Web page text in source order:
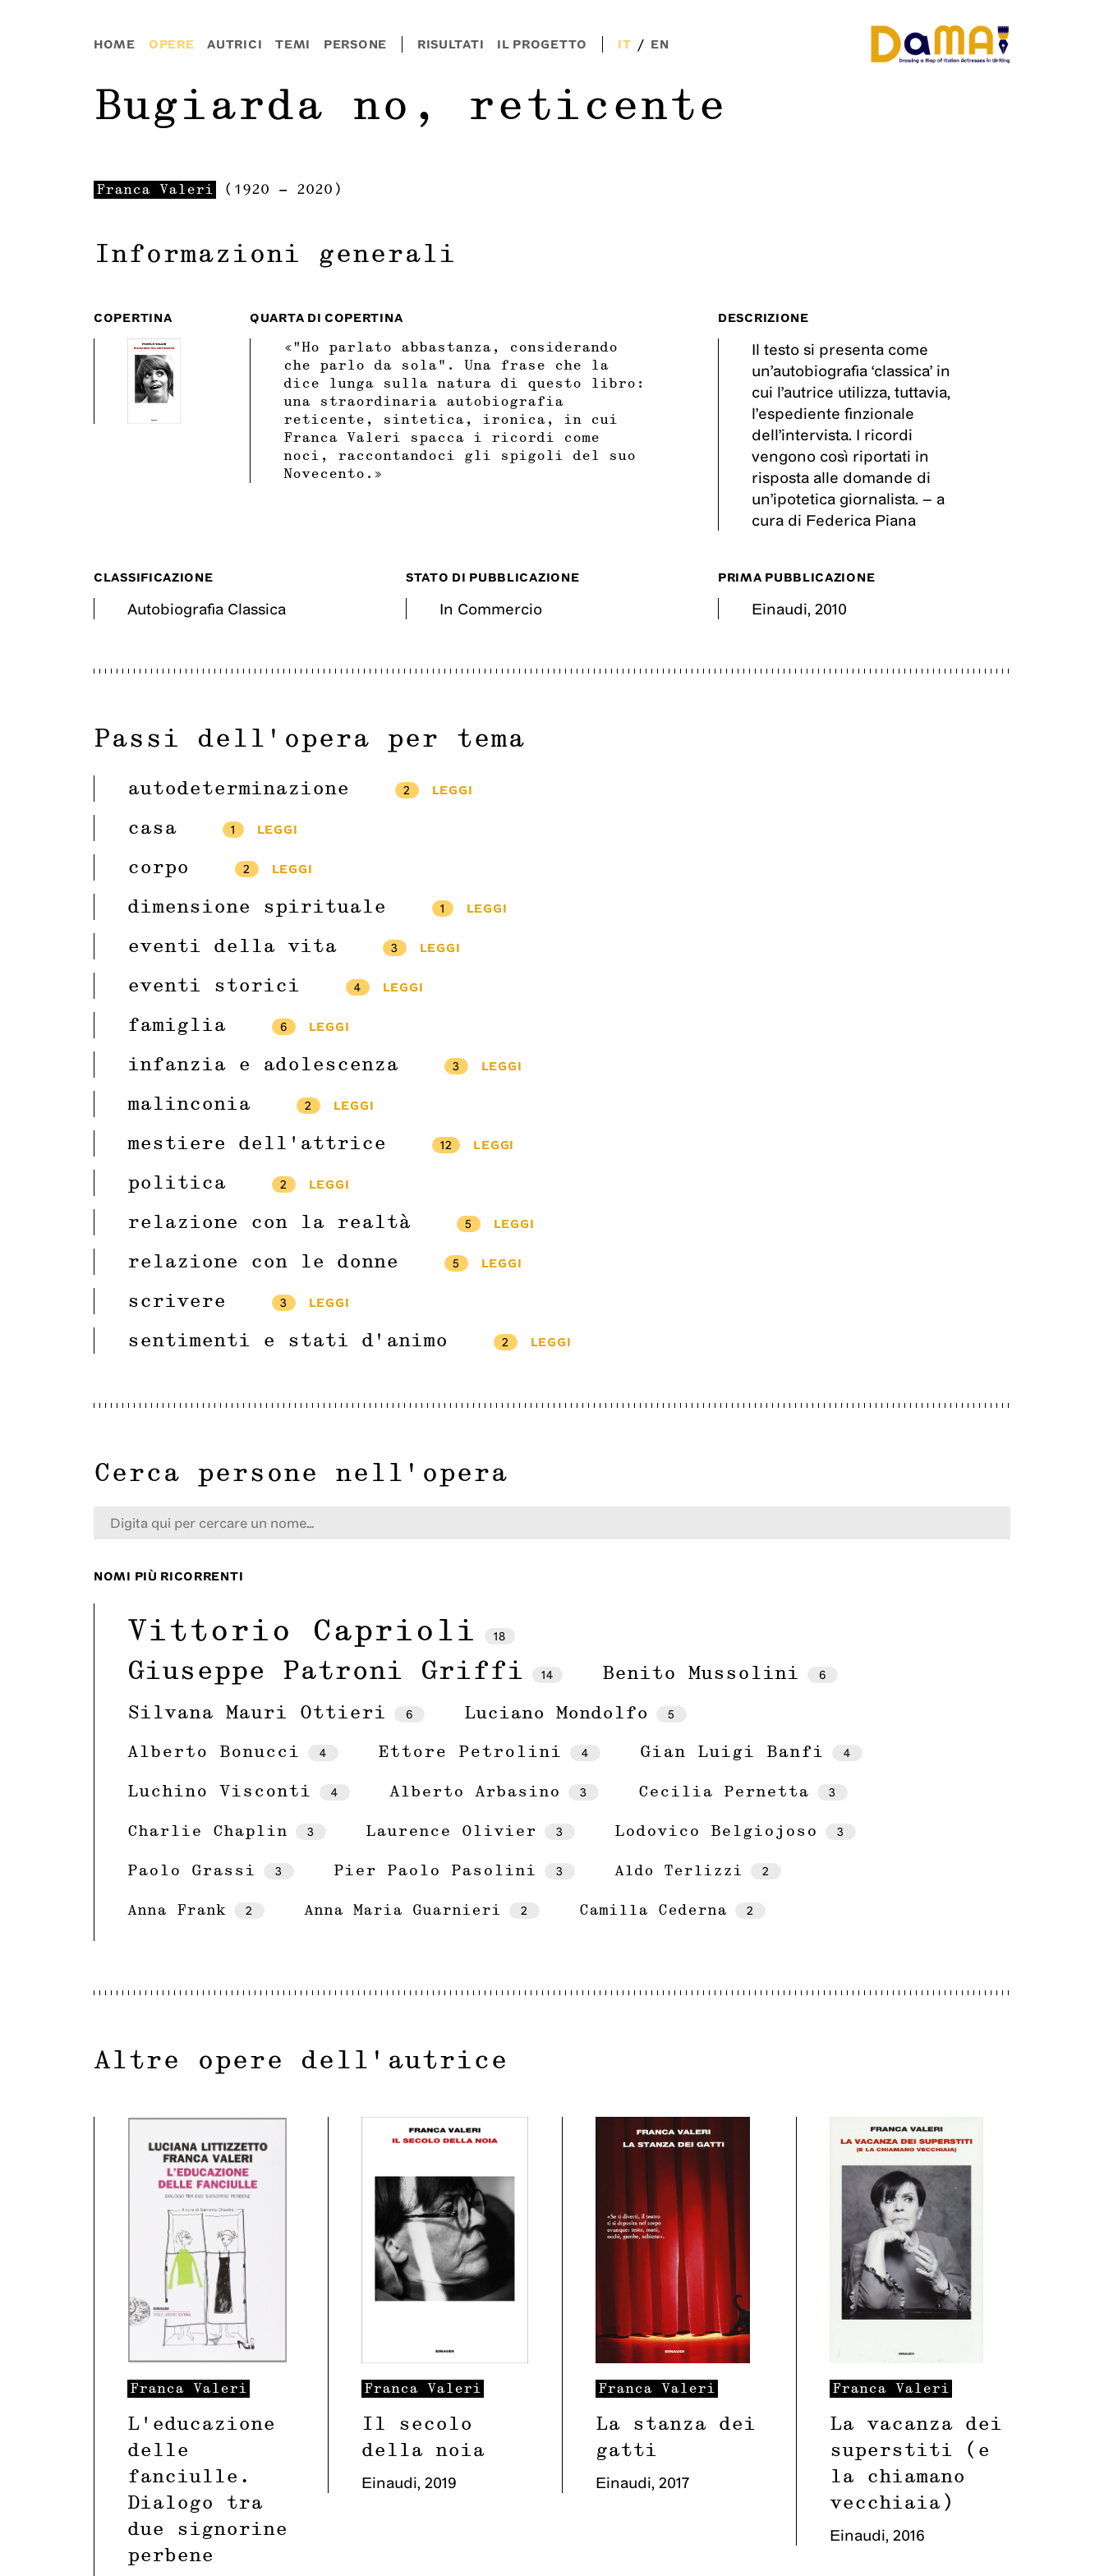
HOME OPERE AUTRICI TEMI PERSONE RISULTATI IL PROGETTO IT / EN
Bugiarda no, reticente
Franca Valeri ( 1920 - 2020 )
Informazioni generali
COPERTINA QUARTA DI COPERTINA
«“Ho parlato abbastanza, considerando
che parlo da sola”. Una frase che la
dice lunga sulla natura di questo libro:
una straordinaria autobiografia
reticente, sintetica, ironica, in cui
Franca Valeri spacca i ricordi come
noci, raccontandoci gli spigoli del suo
Novecento.»
DESCRIZIONE
Il testo si presenta come
un’autobiografia ‘classica’ in
cui l’autrice utilizza, tuttavia,
l’espediente finzionale
dell’intervista. I ricordi
vengono così riportati in
risposta alle domande di
un’ipotetica giornalista. – a
cura di Federica Piana
CLASSIFICAZIONE
Autobiografia Classica
STATO DI PUBBLICAZIONE
In Commercio
PRIMA PUBBLICAZIONE
Einaudi, 2010
Passi dell'opera per tema
autodeterminazione 2 LEGGI
casa 1 LEGGI
corpo 2 LEGGI
dimensione spirituale 1 LEGGI
eventi della vita 3 LEGGI
eventi storici 4 LEGGI
famiglia 6 LEGGI
infanzia e adolescenza 3 LEGGI
malinconia 2 LEGGI
mestiere dell’attrice 12 LEGGI
politica 2 LEGGI
relazione con la realtà 5 LEGGI
relazione con le donne 5 LEGGI
scrivere 3 LEGGI
sentimenti e stati d'animo 2 LEGGI
Cerca persone nell'opera
NOMI PIÙ RICORRENTI
Vittorio Caprioli 18
Giuseppe Patroni Griffi 14 Benito Mussolini 6
Silvana Mauri Ottieri 6 Luciano Mondolfo 5
Alberto Bonucci 4 Ettore Petrolini 4 Gian Luigi Banfi 4
Luchino Visconti 4 Alberto Arbasino 3 Cecilia Pernetta 3
Charlie Chaplin 3 Laurence Olivier 3 Lodovico Belgiojoso 3
Paolo Grassi 3 Pier Paolo Pasolini 3 Aldo Terlizzi 2
Anna Frank 2 Anna Maria Guarnieri 2 Camilla Cederna 2
Altre opere dell'autrice
Franca Valeri
L’educazione
delle
fanciulle.
Dialogo tra
due signorine
perbene
Franca Valeri
Il secolo
della noia
Einaudi, 2019
Franca Valeri
La stanza dei
gatti
Einaudi, 2017
Franca Valeri
La vacanza dei
superstiti (e
la chiamano
vecchiaia)
Einaudi, 2016